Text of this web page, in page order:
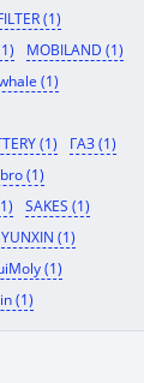
(1)
MOBILAND (1)
(1)
(1)
ГАЗ (1)
(1)
SAKES (1)
YUNXIN (1)
(1)
(1)